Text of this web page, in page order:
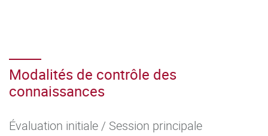
Modalités de contrôle des
connaissances
Évaluation initiale / Session principale